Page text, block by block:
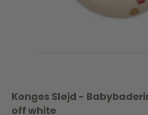
Konges Sløjd -
off white